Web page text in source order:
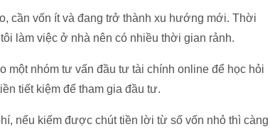
cần vốn ít và đang trở thành xu hướng mới. Thời
làm việc ở nhà nên có nhiều thời gian rảnh.
một nhóm tư vấn đầu tư tài chính online để học hỏi
tiết kiệm để tham gia đầu tư.
nếu kiếm được chút tiền lời từ số vốn nhỏ thì càng